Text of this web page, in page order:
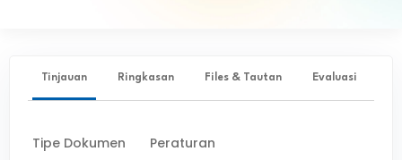
Tinjauan Ringkasan Files & Tautan Evaluasi
Tipe Dokumen Peraturan